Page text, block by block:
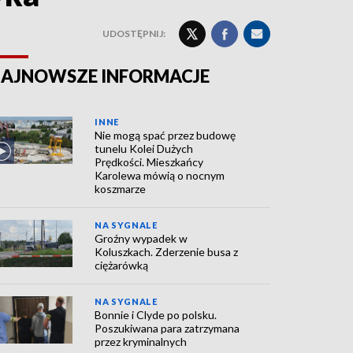
UDOSTĘPNIJ:
INFORMACJE
INNE
Nie mogą spać przez budowę
tunelu Kolei Dużych
Prędkości. Mieszkańcy
Karolewa mówią o nocnym
koszmarze
NA SYGNALE
Groźny wypadek w
Koluszkach. Zderzenie busa z
ciężarówką
NA SYGNALE
Bonnie i Clyde po polsku.
Poszukiwana para zatrzymana
przez kryminalnych